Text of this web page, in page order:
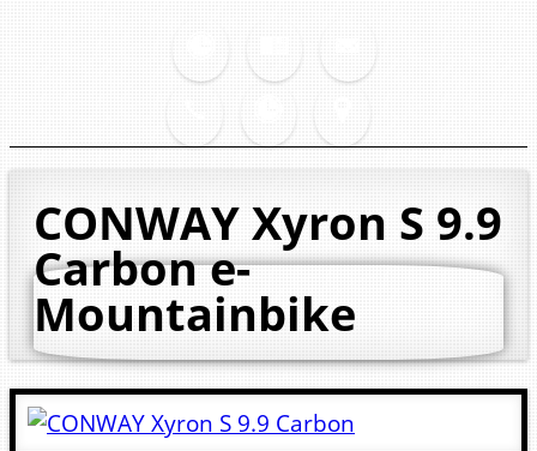
CONWAY Xyron S 9.9
Carbone-
Mountainbike